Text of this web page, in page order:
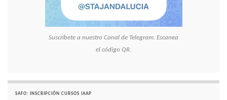
Suscríbete a nuestro Canal de Telegram. Escanea
el código QR.
SAFO: INSCRIPCIÓN CURSOS IAAP